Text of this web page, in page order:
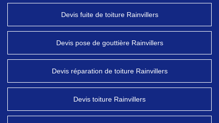
Devis fuite de toiture Rainvillers
Devis pose de gouttière Rainvillers
Devis réparation de toiture Rainvillers
Devis toiture Rainvillers